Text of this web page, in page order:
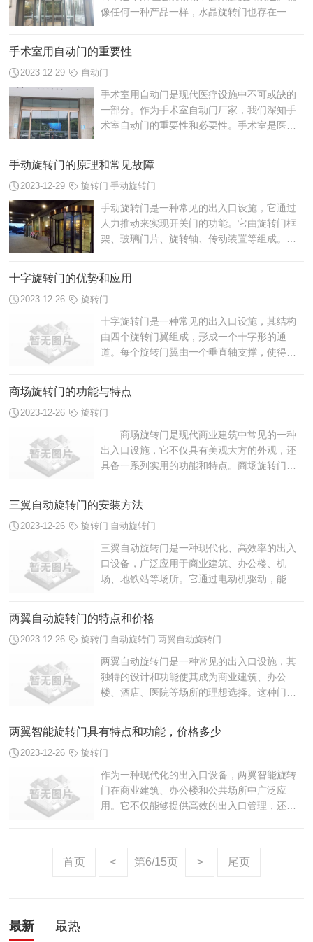
像任何一种产品一样，水晶旋转门也存在一些
手术室用自动门的重要性
2023-12-29 自动门
手术室用自动门是现代医疗设施中不可或缺的
一部分。作为手术室自动门厂家，我们深知手
术室自动门的重要性和必要性。手术室是医院
手动旋转门的原理和常见故障
2023-12-29 旋转门 手动旋转门
手动旋转门是一种常见的出入口设施，它通过
人力推动来实现开关门的功能。它由旋转门框
架、玻璃门片、旋转轴、传动装置等组成。由
十字旋转门的优势和应用
2023-12-26 旋转门
十字旋转门是一种常见的出入口设施，其结构
由四个旋转门翼组成，形成一个十字形的通
道。每个旋转门翼由一个垂直轴支撑，使得人
商场旋转门的功能与特点
2023-12-26 旋转门
商场旋转门是现代商业建筑中常见的一种
出入口设施，它不仅具有美观大方的外观，还
具备一系列实用的功能和特点。商场旋转门不
三翼自动旋转门的安装方法
2023-12-26 旋转门 自动旋转门
三翼自动旋转门是一种现代化、高效率的出入
口设备，广泛应用于商业建筑、办公楼、机
场、地铁站等场所。它通过电动机驱动，能够
两翼自动旋转门的特点和价格
2023-12-26 旋转门 自动旋转门 两翼自动旋转门
两翼自动旋转门是一种常见的出入口设施，其
独特的设计和功能使其成为商业建筑、办公
楼、酒店、医院等场所的理想选择。这种门的
者...
两翼智能旋转门具有特点和功能，价格多少
2023-12-26 旋转门
作为一种现代化的出入口设备，两翼智能旋转
门在商业建筑、办公楼和公共场所中广泛应
用。它不仅能够提供高效的出入口管理，还能
首页 < 第6/15页 > 尾页
最新 最热